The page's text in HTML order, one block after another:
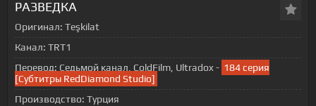
РАЗВЕДКА
Оригинал: Teşkilat
Канал: TRT1
Перевод: Седьмой канал, ColdFilm, Ultradox - 184 серия
[Субтитры RedDiamond Studio]
Производство: Турция